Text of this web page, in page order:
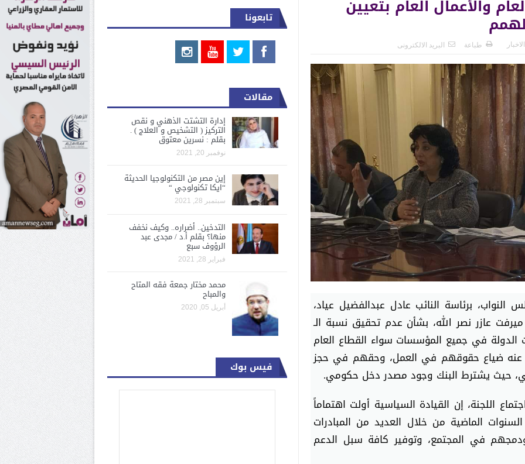
والأعمال العام بتعيين
طباعة البريد الالكترونى
النواب، برئاسة النائب عادل عبدالفضيل عياد،
عازر نصر الله، بشأن عدم تحقيق نسبة الـ
في جميع المؤسسات سواء القطاع العام
عنه ضياع حقوقهم في العمل، وحقهم في حجز
حيث يشترط البنك وجود مصدر دخل حكومي.
اللجنة، إن القيادة السياسية أولت اهتماماً
الماضية من خلال العديد من المبادرات
في المجتمع، وتوفير كافة سبل الدعم
تابعونا
مقالات
إدارة التشتت الذهني و نقص
التركيز ( التشخيص و العلاج ) .
بقلم : نسرين معتوق
نوفمبر 20, 2021
إين مصر من التكنولوجيا الحديثة
“ايكا تكنولوجي “
سبتمبر 28, 2021
التدخين.. أضراره.. وكيف نخفف
منها؟ بقلم أ.د / مجدى عبد
الرؤوف سبع
فبراير 28, 2021
محمد مختار جمعة فقه المتاح
والمباح
أبريل 05, 2020
فيس بوك